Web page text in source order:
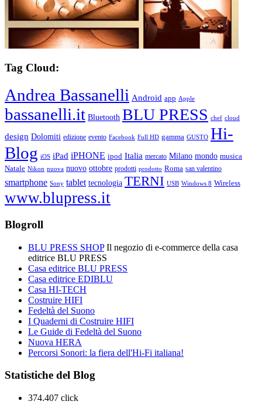
Tag Cloud:
Andrea Bassanelli Android app Apple
bassanelli.it Bluetooth BLU PRESS chef cloud
design Dolomiti edizione evento Facebook Full HD gamma GUSTO Hi-
Blog iOS iPad iPHONE ipod Italia mercato Milano mondo musica
Natale Nikon nuova nuovo ottobre prodotti prodotto Roma san valentino
smartphone Sony tablet tecnologia TERNI USB Windows 8 Wireless
www.blupress.it
Blogroll
BLU PRESS SHOPIl negozio di e-commerce della casa
editrice BLU PRESS
Casa editrice BLU PRESS
Casa editrice EDIBLU
Casa HI-TECH
Costruire HIFI
Fedeltà del Suono
I Quaderni di Costruire HIFI
Le Guide di Fedeltà del Suono
Nuova HERA
Percorsi Sonori: la fiera dell'Hi-Fi italiana!
Statistiche del Blog
374.407 click